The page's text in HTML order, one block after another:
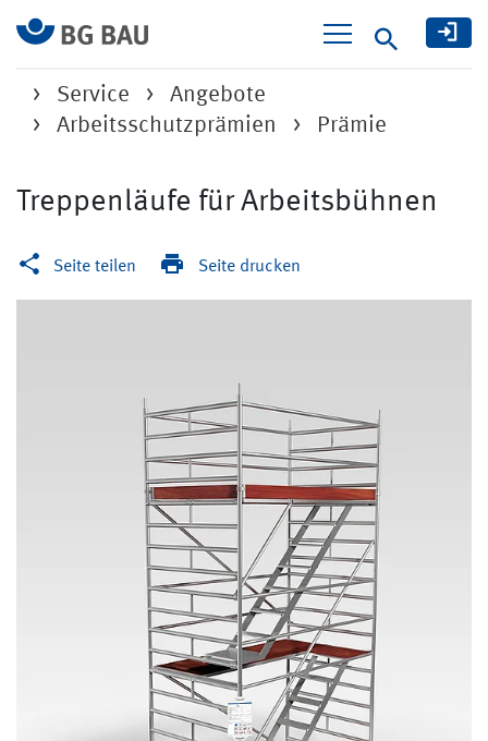
Suche
Service
Angebote
Arbeitsschutzprämien
Prämie
Treppenläufe für Arbeitsbühnen
Seite teilen Seite drucken
Quelle: H.ZWEI.S Werbeagentur GmbH / (c) BG